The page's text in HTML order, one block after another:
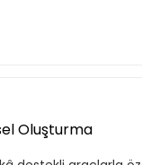
Oluşturma